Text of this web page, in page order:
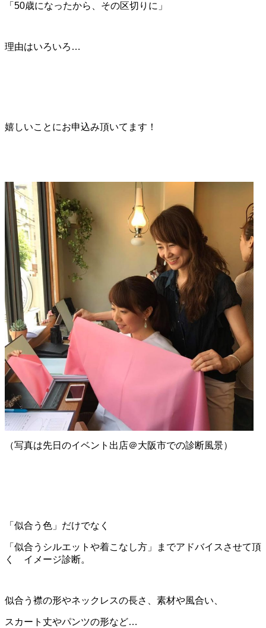
「50歳になったから、その区切りに」
理由はいろいろ…
嬉しいことにお申込み頂いてます！
（写真は先日のイベント出店＠大阪市での診断風景）
「似合う色」だけでなく
「似合うシルエットや着こなし方」までアドバイスさせて頂
く イメージ診断。
似合う襟の形やネックレスの長さ、素材や風合い、
スカート丈やパンツの形など…